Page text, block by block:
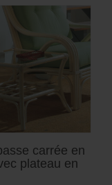
carrée en
plateau en